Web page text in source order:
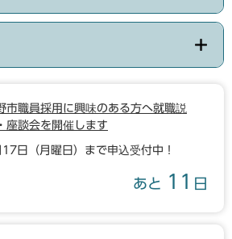
市職員採用に興味のある方へ就職説
座談会を開催します
日（月曜日）まで申込受付中！
あと 11 日